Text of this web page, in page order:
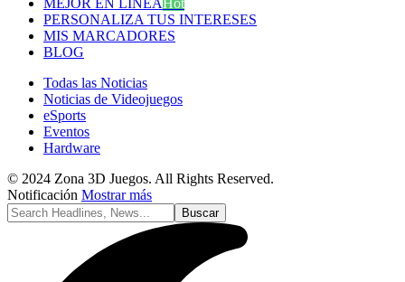
MEJOR EN LÍNEAHot
PERSONALIZA TUS INTERESES
MIS MARCADORES
BLOG
Todas las Noticias
Noticias de Videojuegos
eSports
Eventos
Hardware
© 2024 Zona 3D Juegos. All Rights Reserved.
Notificación Mostrar más